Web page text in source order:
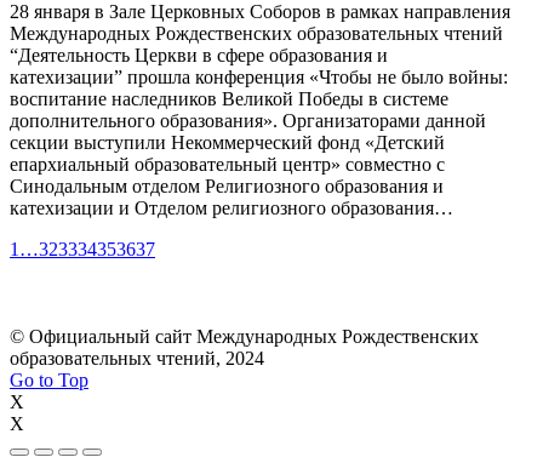
28 января в Зале Церковных Соборов в рамках направления
Международных Рождественских образовательных чтений
“Деятельность Церкви в сфере образования и
катехизации” прошла конференция «Чтобы не было войны:
воспитание наследников Великой Победы в системе
дополнительного образования». Организаторами данной
секции выступили Некоммерческий фонд «Детский
епархиальный образовательный центр» совместно с
Синодальным отделом Религиозного образования и
катехизации и Отделом религиозного образования…
1 …323334353637
© Официальный сайт Международных Рождественских
образовательных чтений, 2024
Go to Top
X
X